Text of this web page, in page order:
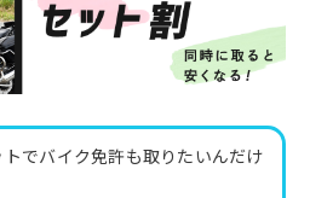
でバイク免許も取りたいんだけ